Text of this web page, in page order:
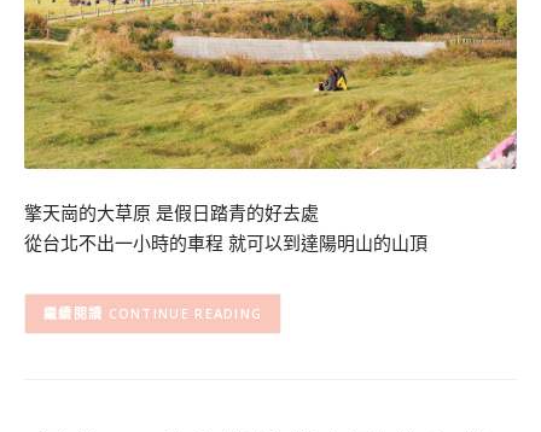
擎天崗的大草原 是假日踏青的好去處
從台北不出一小時的車程 就可以到達陽明山的山頂
CONTINUE READING